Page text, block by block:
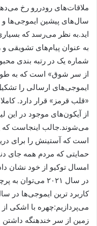
سال‌های پیشین ایموجی‌ها و
به عنوان پیام‌های تشویقی
شماره یک در رتبه بندی
ایموجی‌های ارسالی را
«قلب قرمز» قرار دارد.
از آیکون‌های موجود در
می‌شوند.جالب اینجاست که
است که آستینش را برای
حمایتی که مردم همه جای
امسال توکیو از خود نشان
در سال ۲۰۲۱
می‌پردازیم:چهره با اشکی
زمین از سر خندهنگه